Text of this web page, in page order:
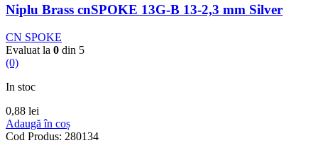
Niplu Brass cnSPOKE 13G-B 13-2,3 mm Silver
CN SPOKE
Evaluat la 0 din 5
(0)
In stoc
0,88 lei
Adaugă în coș
Cod Produs: 280134